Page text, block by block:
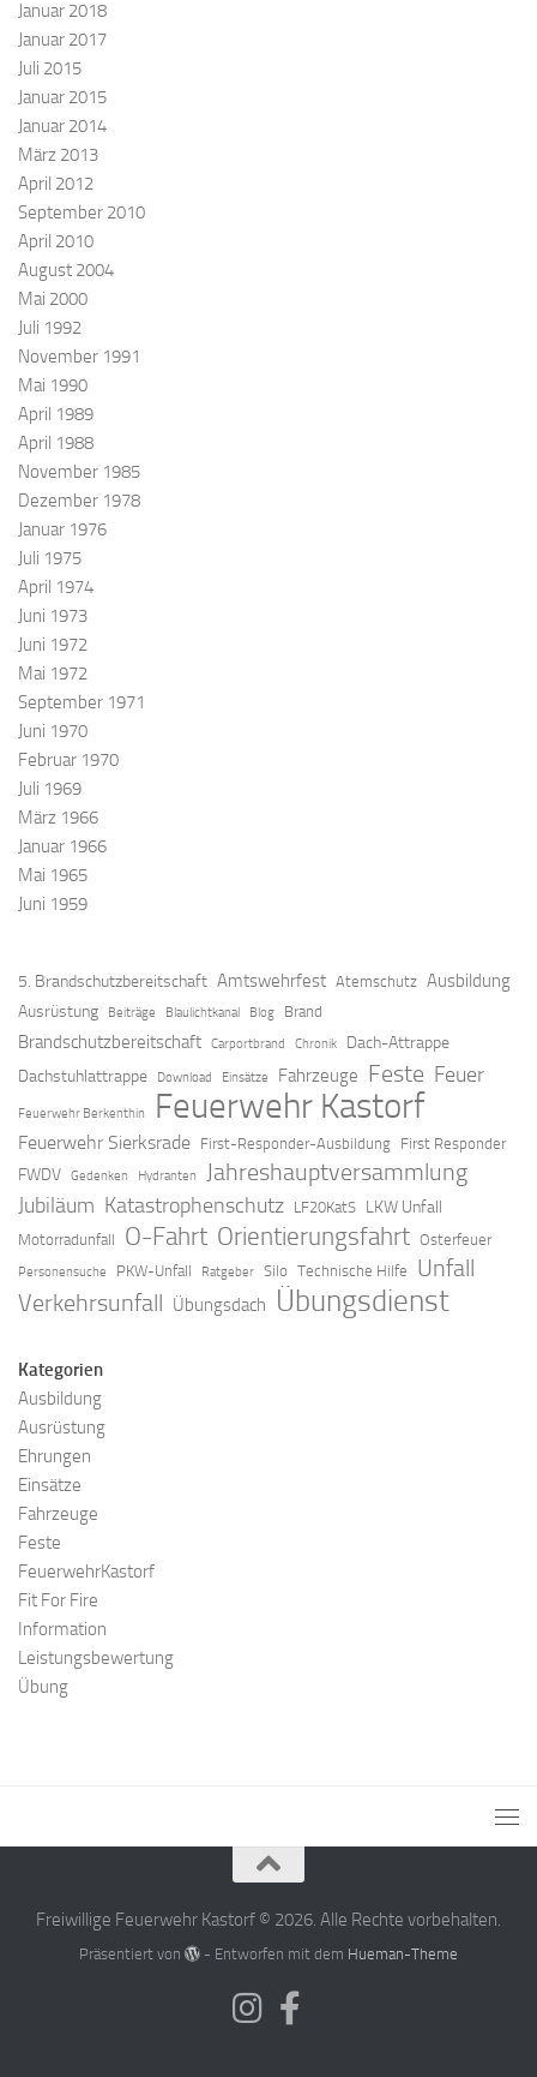
Januar 2018
Januar 2017
Juli 2015
Januar 2015
Januar 2014
März 2013
April 2012
September 2010
April 2010
August 2004
Mai 2000
Juli 1992
November 1991
Mai 1990
April 1989
April 1988
November 1985
Dezember 1978
Januar 1976
Juli 1975
April 1974
Juni 1973
Juni 1972
Mai 1972
September 1971
Juni 1970
Februar 1970
Juli 1969
März 1966
Januar 1966
Mai 1965
Juni 1959
5. Brandschutzbereitschaft Amtswehrfest Atemschutz Ausbildung
Ausrüstung Beiträge Blaulichtkanal Blog Brand
Brandschutzbereitschaft Carportbrand Chronik
Dach-Attrappe
Dachstuhlattrappe
Download Einsätze Fahrzeuge Feste Feuer
Feuerwehr Berkenthin Feuerwehr Kastorf
Feuerwehr Sierksrade First-Responder-Ausbildung First Responder
FWDV Gedenken Hydranten Jahreshauptversammlung
Jubiläum Katastrophenschutz LF20KatS LKW Unfall
Motorradunfall O-Fahrt Orientierungsfahrt Osterfeuer
Personensuche PKW-Unfall Ratgeber Silo Technische Hilfe Unfall
Verkehrsunfall Übungsdach Übungsdienst
Kategorien
Ausbildung
Ausrüstung
Ehrungen
Einsätze
Fahrzeuge
Feste
FeuerwehrKastorf
Fit For Fire
Information
Leistungsbewertung
Übung
Freiwillige Feuerwehr Kastorf © 2026. Alle Rechte vorbehalten.
Präsentiert von - Entworfen mit dem Hueman-Theme